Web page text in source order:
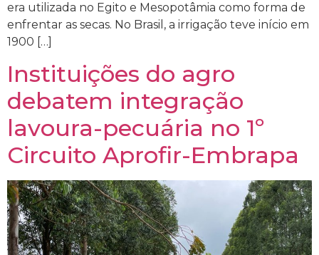
era utilizada no Egito e Mesopotâmia como forma de
enfrentar as secas. No Brasil, a irrigação teve início em
1900 […]
Instituições do agro
debatem integração
lavoura-pecuária no 1º
Circuito Aprofir-Embrapa